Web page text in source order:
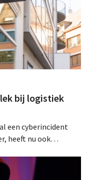
bij logistiek
een cyberincident
heeft nu ook
en